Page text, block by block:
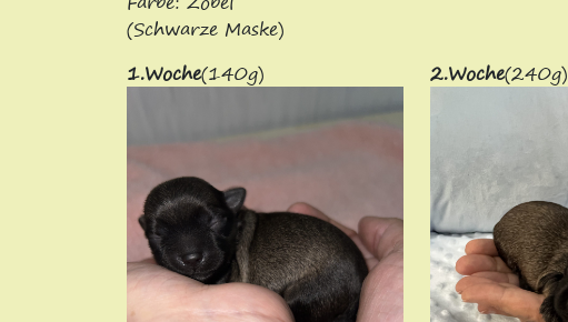
(Schwarze Maske)
1.Woche(140g) 2.Woche(240g)